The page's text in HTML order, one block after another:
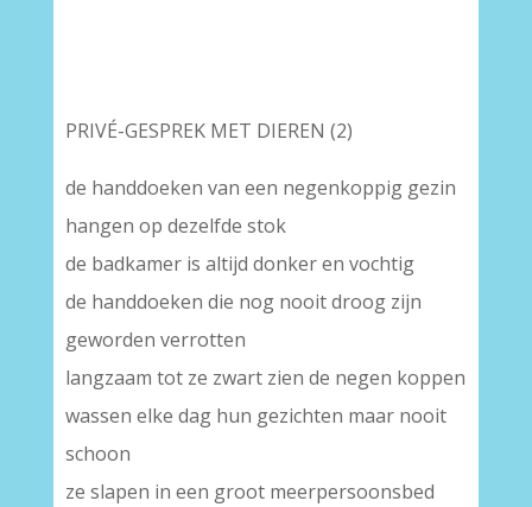
PRIVÉ-GESPREK MET DIEREN (2)
de handdoeken van een negenkoppig gezin
hangen op dezelfde stok
de badkamer is altijd donker en vochtig
de handdoeken die nog nooit droog zijn
geworden verrotten
langzaam tot ze zwart zien de negen koppen
wassen elke dag hun gezichten maar nooit
schoon
ze slapen in een groot meerpersoonsbed